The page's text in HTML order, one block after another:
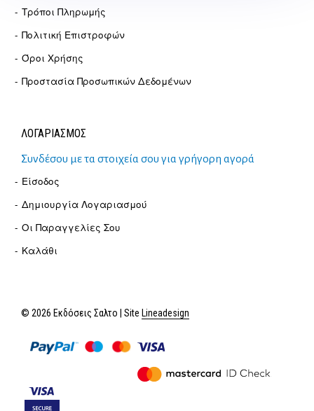
Τρόποι Πληρωμής
Πολιτική Επιστροφών
Όροι Χρήσης
Προστασία Προσωπικών Δεδομένων
ΛΟΓΑΡΙΑΣΜΟΣ
Συνδέσου με τα στοιχεία σου για γρήγορη αγορά
Είσοδος
Δημιουργία Λογαριασμού
Οι Παραγγελίες Σου
Καλάθι
© 2026 Εκδόσεις Σαλτο | Site Lineadesign